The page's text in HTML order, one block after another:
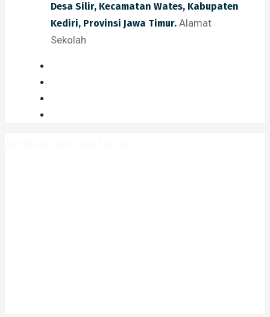
Desa Silir, Kecamatan Wates, Kabupaten
Kediri, Provinsi Jawa Timur. Alamat
Sekolah